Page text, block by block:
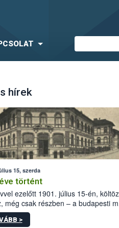
hírek
15, szerda
történt
ezelőtt 1901. július 15-én,
még csak részben – a budapesti
állomás a Kis
alatti, Czigler Győző által
>